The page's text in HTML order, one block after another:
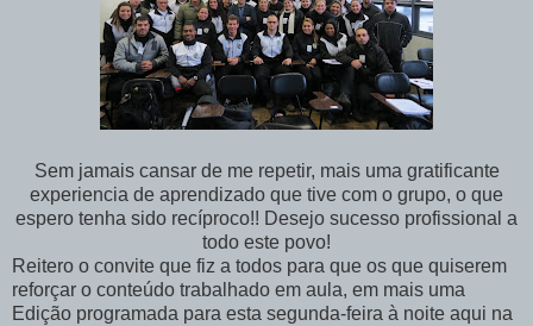
Sem jamais cansar de me repetir, mais uma gratificante
experiencia de aprendizado que tive com o grupo, o que
espero tenha sido recíproco!! Desejo sucesso profissional a
todo este povo!
Reitero o convite que fiz a todos para que os que quiserem
reforçar o conteúdo trabalhado em aula, em mais uma
Edição programada para esta segunda-feira à noite aqui na